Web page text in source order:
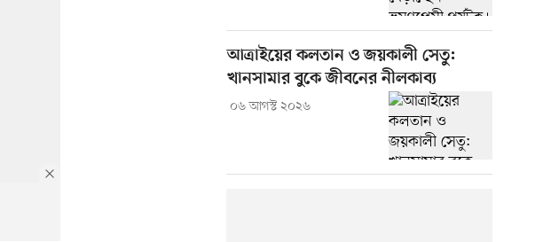
আত্রাইয়ের কলতান ও জয়কালী সেতু:
খানসামার বুকে জীবনের নীলকাব্য
০৬ আগস্ট ২০২৬